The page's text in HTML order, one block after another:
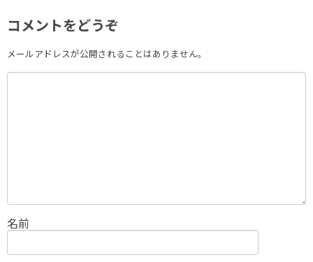
コメントをどうぞ
メールアドレスが公開されることはありません。
名前